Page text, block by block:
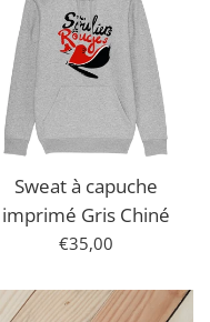
Sweat à capuche
imprimé Gris Chiné
Prix
€35,00